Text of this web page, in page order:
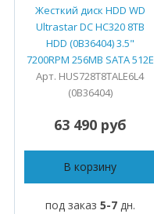
Жесткий диск HDD WD
Ultrastar DC HC320 8TB
HDD (0B36404) 3.5"
7200RPM 256MB SATA 512E
Арт. HUS728T8TALE6L4
(0B36404)
63 490 руб
В корзину
под заказ 5-7дн.